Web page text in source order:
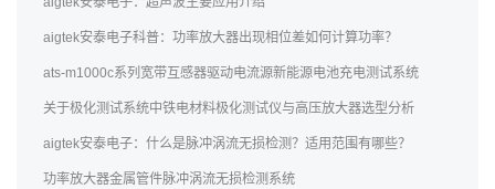
aigtek安泰电子科普：功率放大器出现相位差如何计算功率？
ats-m1000c系列宽带互感器驱动电流源新能源电池充电测试系统
关于极化测试系统中铁电材料极化测试仪与高压放大器选型分析
aigtek安泰电子：什么是脉冲涡流无损检测？适用范围有哪些？
功率放大器金属管件脉冲涡流无损检测系统